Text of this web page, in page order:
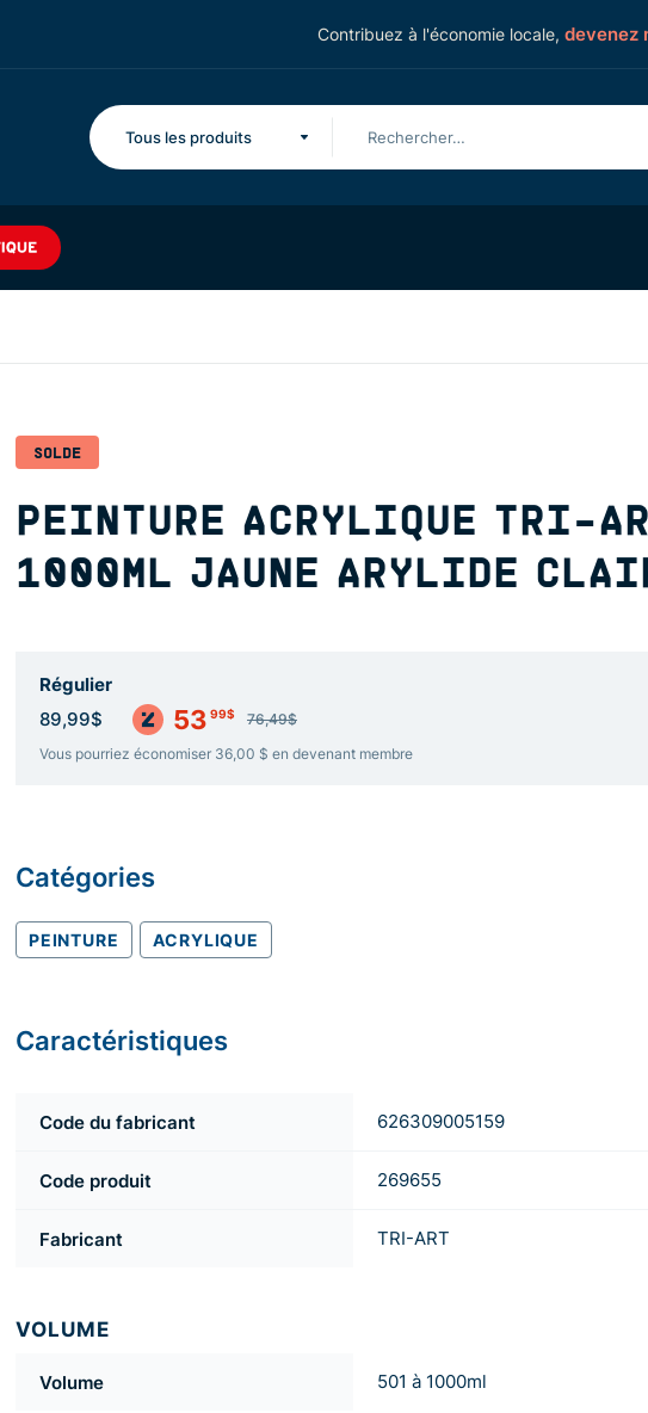
Contribuez à l'économie locale, devenez
Tous les produits
SOLDE
PEINTURE ACRYLIQUE TRI-
1000ML JAUNE ARYLIDE
Régulier
89,99$ 53 99$
76,49$
Vous pourriez économiser 36,00 $ en devenant membre
Catégories
PEINTURE ACRYLIQUE
Caractéristiques
Code du fabricant 626309005159
Code produit 269655
Fabricant TRI-ART
VOLUME
Volume 501 à 1000ml